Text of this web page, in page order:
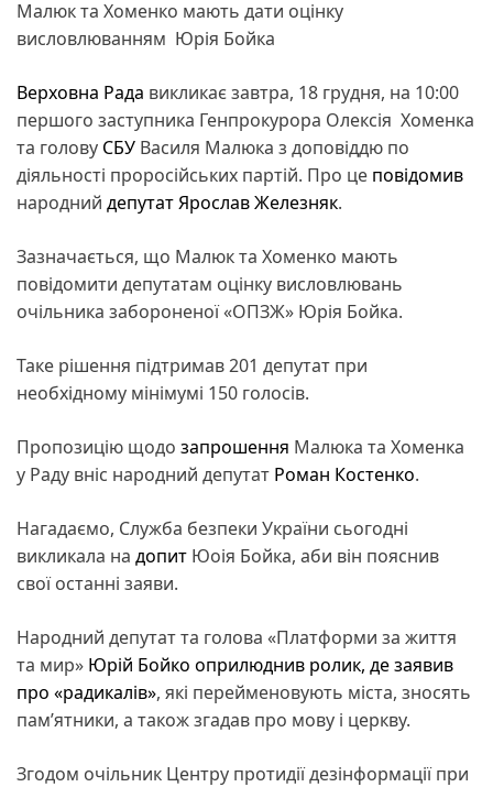
Малюк та Хоменко мають дати оцінку
висловлюванням Юрія Бойка
Верховна Рада викликає завтра, 18 грудня, на 10:00
першого заступника Генпрокурора Олексія Хоменка
та голову СБУ Василя Малюка з доповіддю по
діяльності проросійських партій. Про це повідомив
народний депутатЯрослав Железняк.
Зазначається, що Малюк та Хоменко мають
повідомити депутатам оцінку висловлювань
очільника забороненої «ОПЗЖ» Юрія Бойка.
Таке рішення підтримав 201 депутат при
необхідному мінімумі 150 голосів.
Пропозицію щодо запрошення Малюка та Хоменка
у Раду вніс народний депутат Роман Костенко.
Нагадаємо, Служба безпеки України сьогодні
викликала на допит Юоія Бойка, аби він пояснив
свої останні заяви.
Народний депутат та голова «Платформи за життя
та мир» Юрій Бойко оприлюднив ролик, де заявив
про «радикалів», які перейменовують міста, зносять
памʼятники, а також згадав про мову і церкву.
Згодом очільник Центру протидії дезінформації при